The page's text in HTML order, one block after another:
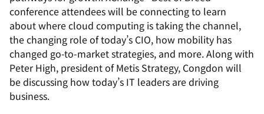
conference attendees will be connecting to learn
about where cloud computing is taking the channel,
the changing role of today’s CIO, how mobility has
changed go-to-market strategies, and more. Along with
Peter High, president of Metis Strategy, Congdon will
be discussing how today’s IT leaders are driving
business.